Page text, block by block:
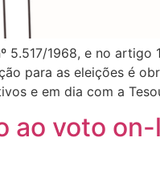
5.517/1968, e no
para as eleições é
e em dia com a
ao voto